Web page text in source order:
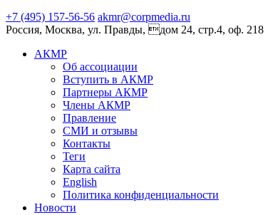
+7 (495) 157-56-56 akmr@corpmedia.ru
Россия, Москва, ул. Правды, дом 24, стр.4, оф. 218
АКМР
Об ассоциации
Вступить в АКМР
Партнеры АКМР
Члены АКМР
Правление
СМИ и отзывы
Контакты
Теги
Карта сайта
English
Политика конфиденциальности
Новости